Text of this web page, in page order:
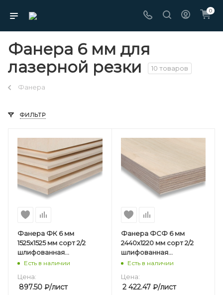
0
Фанера 6 мм для
лазерной резки
10 товаров
Фанера
ФИЛЬТР
Фанера ФК 6 мм
1525х1525 мм сорт 2/2
шлифованная
березовая
Есть в наличии
Цена:
897.50 ₽/лист
Фанера ФСФ 6 мм
2440х1220 мм сорт 2/2
шлифованная
березовая
Есть в наличии
Цена:
2 422.47₽/лист